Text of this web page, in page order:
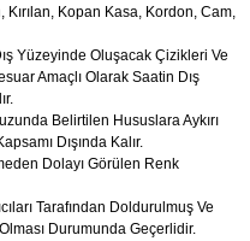
Kopan Kasa, Kordon, Cam,
Yüzeyinde Oluşacak Çizikleri Ve
Amaçlı Olarak Saatin Dış
Belirtilen Hususlara Aykırı
Dışında Kalır.
Dolayı Görülen Renk
Tarafından Doldurulmuş Ve
Durumunda Geçerlidir.